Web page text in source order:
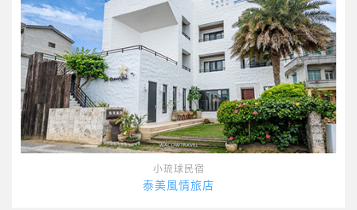
小琉球民宿
泰美風情旅店